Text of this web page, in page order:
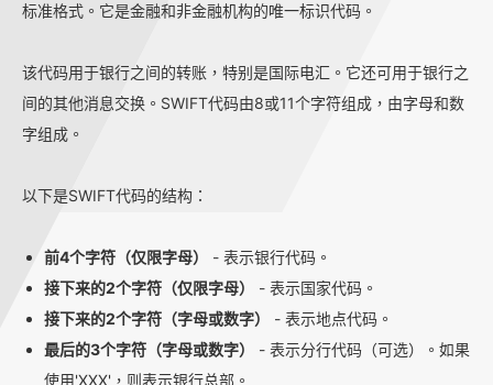
标准格式。它是金融和非金融机构的唯一标识代码。
该代码用于银行之间的转账，特别是国际电汇。它还可用于银行之
间的其他消息交换。SWIFT代码由8或11个字符组成，由字母和数
字组成。
以下是SWIFT代码的结构：
前4个字符（仅限字母）
- 表示银行代码。
接下来的2个字符（仅限字母）
- 表示国家代码。
接下来的2个字符（字母或数字）
- 表示地点代码。
最后的3个字符（字母或数字）
- 表示分行代码（可选）。如果
使用'XXX'，则表示银行总部。